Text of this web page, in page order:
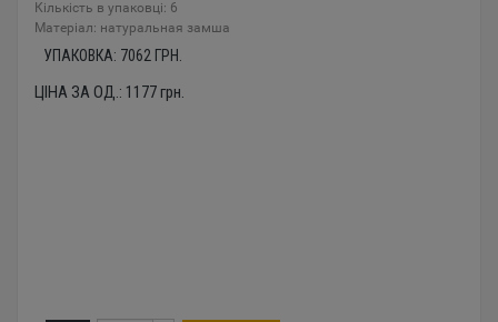
Кількість в упаковці: 6
Mатеріал: натуральная замша
УПАКОВКА: 7062 ГРН.
ЦІНА ЗА ОД.: 1177грн.